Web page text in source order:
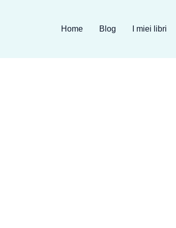
Home Blog I miei libri